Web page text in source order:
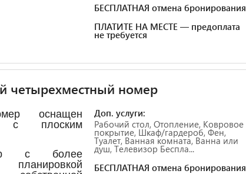
БЕСПЛАТНАЯ отмена бронирования
ПЛАТИТЕ НА МЕСТЕ — предоплата
не требуется
четырехместный номер
оснащен
с плоским
с более
Доп. услуги:
Рабочий стол, Отопление, Ковровое
покрытие, Шкаф/гардероб, Фен,
Туалет, Ванная комната, Ванна или
душ, Телевизор Беспла...
БЕСПЛАТНАЯ отмена бронирования